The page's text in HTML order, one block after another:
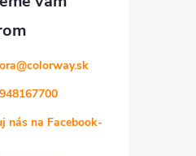
@colorway.sk
nás na Facebook-